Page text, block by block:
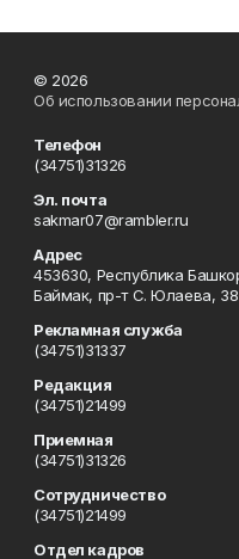
© 2026
Об использовании
Телефон
(34751)31326
Эл. почта
sakmar07@rambler.ru
Адрес
453630, Республика
Баймак, пр-т С. Юлаева, 38
Рекламная служба
(34751)31337
Редакция
(34751)21499
Приемная
(34751)31326
Сотрудничество
(34751)21499
Отдел кадров